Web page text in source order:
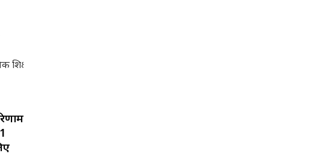
शिक्षा बोर्ड (सीबीएसई) ने 31 जुलाई 2024 को सीटीईटी परिणाम 2024 घोषित किया। केंद्री...